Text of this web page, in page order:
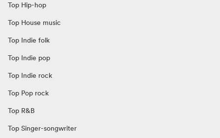
Top Hip-hop
Top House music
Top Indie folk
Top Indie pop
Top Indie rock
Top Pop rock
Top R&B
Top Singer-songwriter